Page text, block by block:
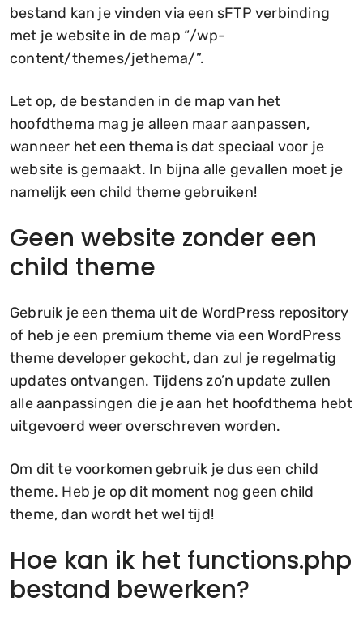
bestand kan je vinden via een sFTP verbinding
met je website in de map “/wp-
content/themes/jethema/”.
Let op, de bestanden in de map van het
hoofdthema mag je alleen maar aanpassen,
wanneer het een thema is dat speciaal voor je
website is gemaakt. In bijna alle gevallen moet je
namelijk een child theme gebruiken!
Geen website zonder een
child theme
Gebruik je een thema uit de WordPress repository
of heb je een premium theme via een WordPress
theme developer gekocht, dan zul je regelmatig
updates ontvangen. Tijdens zo’n update zullen
alle aanpassingen die je aan het hoofdthema hebt
uitgevoerd weer overschreven worden.
Om dit te voorkomen gebruik je dus een child
theme. Heb je op dit moment nog geen child
theme, dan wordt het wel tijd!
Hoe kan ik het functions.php
bestand bewerken?